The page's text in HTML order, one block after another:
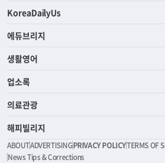
KoreaDailyUs
에듀브리지
생활영어
업소록
의료관광
해피빌리지
ABOUTADVERTISINGPRIVACY POLICYTERMS OF
News Tips & Corrections